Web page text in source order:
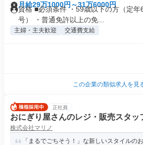
月給29万1000円～31万6000円
資格 ■必須条件 ・59歳以下の方（定
号） ・普通免許以上の免...
主婦・主夫歓迎 交通費支給
この企業の類似求人を見
正社員
おにぎり屋さんのレジ・販売スタッ
株式会社マリノ
「まるでごちそう！」な新しいスタイルの